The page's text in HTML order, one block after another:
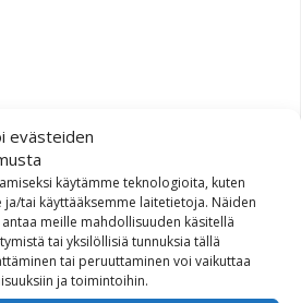
evästeiden
käytämme teknologioita, kuten
ja/tai käyttääksemme laitetietoja. Näiden
meille mahdollisuuden käsitellä
tai yksilöllisiä tunnuksia tällä
tai peruuttaminen voi vaikuttaa
ja toimintoihin.